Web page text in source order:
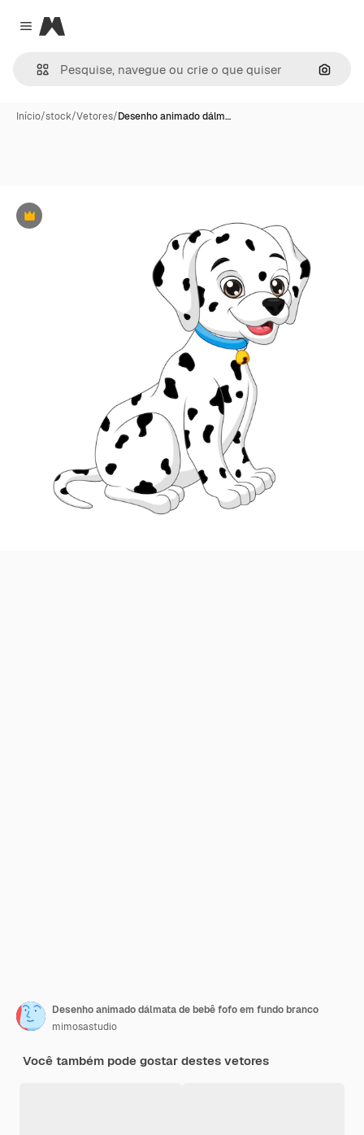
Close menu
Magnific
Início/stock/Vetores/Desenho animado dálm…
Premium
Desenho animado dálmata de bebê fofo em fundo branco
mimosastudio
Você também pode gostar destes vetores